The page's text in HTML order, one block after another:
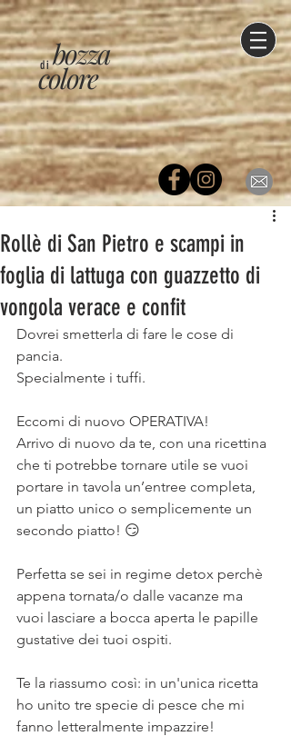
di
colore
bozza
Rollè di San Pietro e scampi in
foglia di lattuga con guazzetto di
vongola verace e confit
Dovrei smetterla di fare le cose di
pancia.
Specialmente i tuffi.
Eccomi di nuovo OPERATIVA!
Arrivo di nuovo da te, con una ricettina
che ti potrebbe tornare utile se vuoi
portare in tavola un’entree completa,
un piatto unico o semplicemente un
secondo piatto! 😏
Perfetta se sei in regime detox perchè
appena tornata/o dalle vacanze ma
vuoi lasciare a bocca aperta le papille
gustative dei tuoi ospiti.
Te la riassumo così: in un'unica ricetta
ho unito tre specie di pesce che mi
fanno letteralmente impazzire!